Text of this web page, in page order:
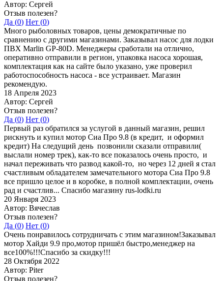
Автор: Сергей
Отзыв полезен?
Да (0) Нет (0)
Много рыболовных товаров, цены демократичные по
сравнению с другими магазинами. Заказывал насос для лодки
ПВХ Marlin GP-80D. Менеджеры сработали на отлично,
оперативно отправили в регион, упаковка насоса хорошая,
комплектация как на сайте было указано, уже проверил
работоспособность насоса - все устраивает. Магазин
рекомендую.
18 Апреля 2023
Автор: Сергей
Отзыв полезен?
Да (0) Нет (0)
Первый раз обратился за услугой в данный магазин, решил
рискнуть и купил мотор Сиа Про 9.8 (в кредит, и оформил
кредит) На следущий день позвонили сказали отправили(
выслали номер трек), как-то все показалось очень просто, и
начал переживать что развод какой-то, но через 12 дней я стал
счастливым обладателем замечательного мотора Сиа Про 9.8
все пришло целое и в коробке, в полной комплектации, очень
рад и счастлив... Спасибо магазину rus-lodki.ru
20 Января 2023
Автор: Вячеслав
Отзыв полезен?
Да (0) Нет (0)
Очень понравилось сотрудничать с этим магазином!Заказывал
мотор Хайди 9.9 про,мотор пришёл быстро,менеджер на
все100%!!!Спасибо за скидку!!!
28 Октября 2022
Автор: Piter
Отзыв полезен?